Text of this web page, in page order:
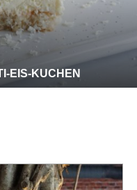
EIS-KUCHEN